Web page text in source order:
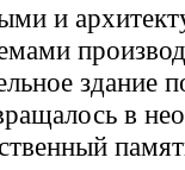
и
здание
в